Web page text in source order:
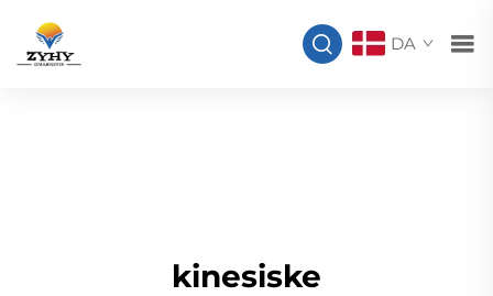
DA
kinesiske